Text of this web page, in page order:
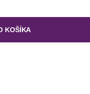
KOŠÍKA